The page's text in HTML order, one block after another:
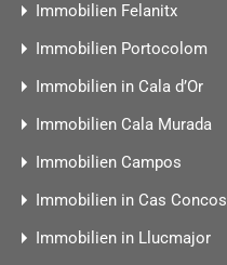
Immobilien Felanitx
Immobilien Portocolom
Immobilien in Cala d’Or
Immobilien Cala Murada
Immobilien Campos
Immobilien in Cas Concos
Immobilien in Llucmajor